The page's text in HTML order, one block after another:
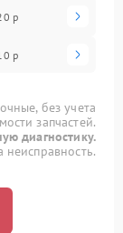
р
р
без учета
запчастей.
диагностику.